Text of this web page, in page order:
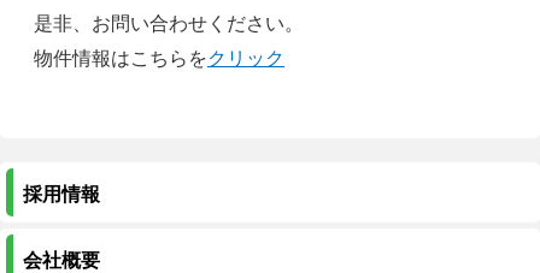
是非、お問い合わせください。
物件情報はこちらをクリック
採用情報
会社概要